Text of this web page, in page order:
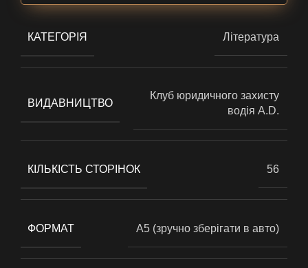
КАТЕГОРІЯ Література
ВИДАВНИЦТВО
Клуб юридичного захисту
водія A.D.
КІЛЬКІСТЬ СТОРІНОК 56
ФОРМАТ A5 (зручно зберігати в авто)